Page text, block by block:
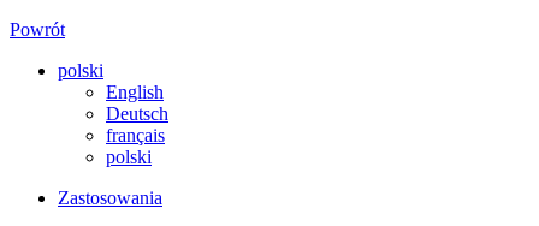
Powrót
polski
English
Deutsch
français
polski
Zastosowania